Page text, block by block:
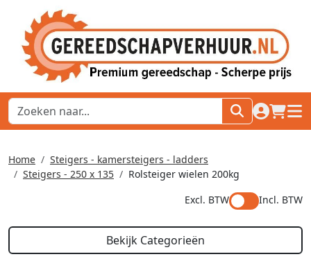
naar
Home
Steigers - kamersteigers - ladders
Steigers - 250 x 135
Rolsteiger wielen 200kg
Excl. BTW
Incl. BTW
Bekijk Categorieën